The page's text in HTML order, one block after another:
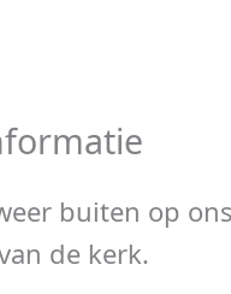
buiten op
de kerk.